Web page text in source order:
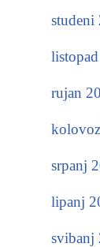
studeni
rujan
srpanj
lipanj
svibanj